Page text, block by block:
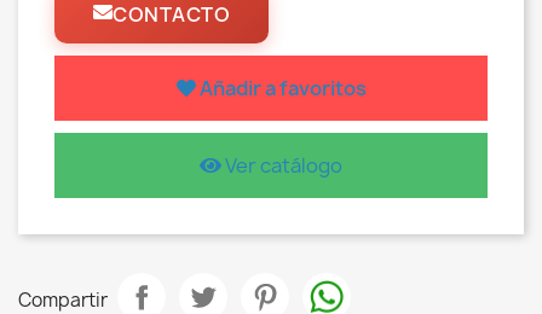
CONTACTO
Añadir a favoritos
Ver catálogo
Compartir